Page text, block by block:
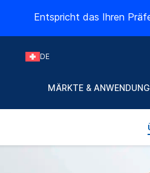
Entspricht das Ihren
DE
MÄRKTE &